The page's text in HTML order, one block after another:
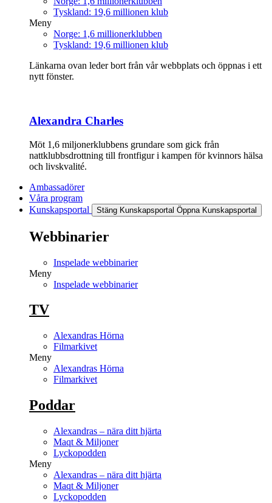
Tyskland: 19,6 millionen klub
Meny
Norge: 1,6 millionerklubben
Tyskland: 19,6 millionen klub
Länkarna ovan leder bort från vår webbplats och öppnas i ett
nytt fönster.
Alexandra Charles
Möt 1,6 miljonerklubbens grundare som gick från
nattklubbsdrottning till frontfigur i kampen för kvinnors hälsa
och livskvalité.
Ambassadörer
Våra program
Kunskapsportal
Stäng Kunskapsportal Öppna Kunskapsportal
Webbinarier
Inspelade webbinarier
Meny
Inspelade webbinarier
TV
Alexandras Hörna
Filmarkivet
Meny
Alexandras Hörna
Filmarkivet
Poddar
Alexandras – nära ditt hjärta
Maqt & Miljoner
Lyckopodden
Meny
Alexandras – nära ditt hjärta
Maqt & Miljoner
Lyckopodden